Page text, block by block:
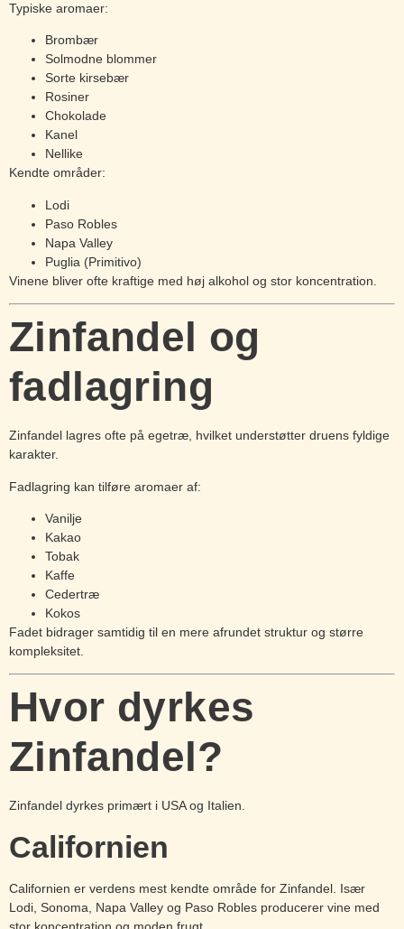
Typiske aromaer:
Brombær
Solmodne blommer
Sorte kirsebær
Rosiner
Chokolade
Kanel
Nellike
Kendte områder:
Lodi
Paso Robles
Napa Valley
Puglia (Primitivo)
Vinene bliver ofte kraftige med høj alkohol og stor koncentration.
Zinfandel og
fadlagring
Zinfandel lagres ofte på egetræ, hvilket understøtter druens fyldige
karakter.
Fadlagring kan tilføre aromaer af:
Vanilje
Kakao
Tobak
Kaffe
Cedertræ
Kokos
Fadet bidrager samtidig til en mere afrundet struktur og større
kompleksitet.
Hvor dyrkes
Zinfandel?
Zinfandel dyrkes primært i USA og Italien.
Californien
Californien er verdens mest kendte område for Zinfandel. Især
Lodi, Sonoma, Napa Valley og Paso Robles producerer vine med
stor koncentration og moden frugt.